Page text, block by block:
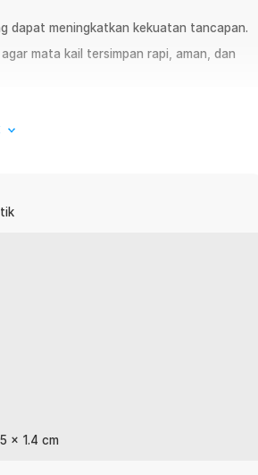
- 20:00), Sabtu - Minggu/ Libur Nasional
dapat meningkatkan kekuatan tancapan.
mata kail tersimpan rapi, aman, dan
masing 7 PCS untuk fleksibilitas maksimal.
umpan, tancapan kuat menahan
No 12, sehingga fleksibel digunakan
memungkinkan penggunaan berulang
ingin siap di berbagai kondisi
memudahkan pemasangan umpan
penetrasi cepat saat ikan
rasio hook-up dan mengurangi risiko ikan
x 1.4 cm